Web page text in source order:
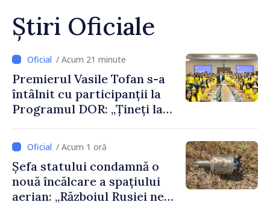
Știri Oficiale
/ Acum 21 minute
Premierul Vasile Tofan s-a
întâlnit cu participanții la
Programul DOR: „Țineți la
feriți de încercări și greșeli –
doar astfel puteți reuși”
/ Acum 1 oră
Șefa statului condamnă o
nouă încălcare a spațiului
aerian: „Războiul Rusiei ne